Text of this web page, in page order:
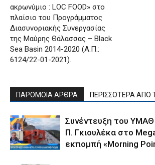
ακρωνύμιο : LOC FOOD» στο
πλαίσιο του Προγράμματος
Διασυνοριακής Συνεργασίας
της Μαύρης Θάλασσας – Black
Sea Basin 2014-2020 (Α.Π.:
6124/22-01-2021).
ΠΑΡΟΜΟΙΑ ΑΡΘΡΑ ΠΕΡΙΣΣΟΤΕΡΑ ΑΠΟ
Συνέντευξη του ΥΜΑΘ
Π. Γκιουλέκα στο
εκπομπή «Morning